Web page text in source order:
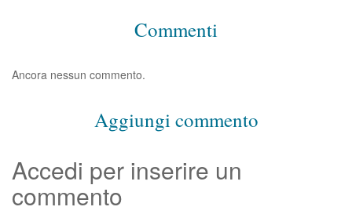
Commenti
Ancora nessun commento.
Aggiungi commento
Accedi per inserire un
commento